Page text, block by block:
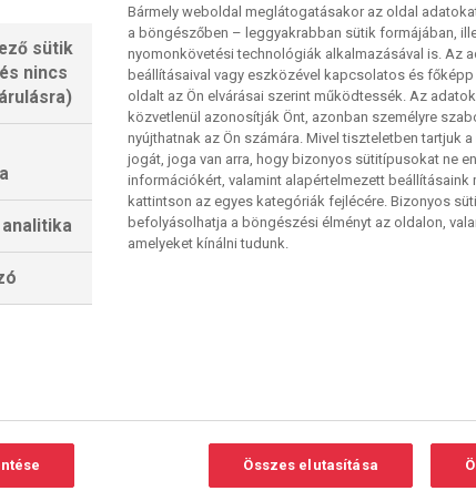
esélyesként emlegetnek, 30 gólt jegyzett
tízzel több, mint amit az első két barcelonai
cseleiről (is) ismertLamine Yamalpicit
a tizenhét éves szélső 14 gól mellett 18
Barcelona dolgát, hogy Flick nem számíthat az
: a 36 éves lengyel támadó, aki 25 góllal vezeti a
bajlódik. Így a német edző első számú
harmadik helyezettje,Ferran Torreslehet, de
is esélyt kaphat az ősi ellenfél ellen.
is három vereséggel kezdett, a
a spanyol bajnokságban is, négy ponttal
Kylian Mbappéérkezése ésToni Kroos
amivel tavaly BL-t nyertek, és a szezon
a szűk keret csak nehezítették a dolgot. A
sütik
nincs
Bármely weboldal meglátogatásakor az oldal
a böngészőben – leggyakrabban sütik formájában,
nyomonkövetési technológiák alkalmazásával is. Az
beállításaival vagy eszközével kapcsolatos és főképp
oldalt az Ön elvárásai szerint működtessék. Az
közvetlenül azonosítják Önt, azonban személyre
nyújthatnak az Ön számára. Mivel tiszteletben tartjuk
jogát, joga van arra, hogy bizonyos sütitípusokat ne
információkért, valamint alapértelmezett
kattintson az egyes kategóriák fejlécére. Bizonyos
befolyásolhatja a böngészési élményt az oldalon,
amelyeket kínálni tudunk.
Összes elutasítása